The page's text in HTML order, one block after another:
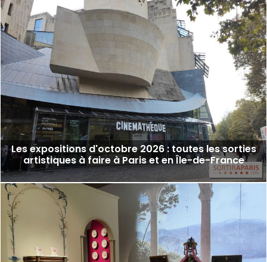
Les expositions d'octobre 2026 : toutes les sorties
artistiques à faire à Paris et en Île-de-France